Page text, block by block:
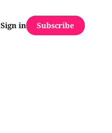
Sign in Subscribe